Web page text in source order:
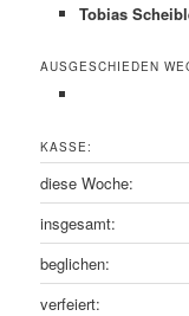
Tobias
AUSGESCHIEDEN
KASSE:
diese Woche:
insgesamt:
beglichen:
verfeiert: